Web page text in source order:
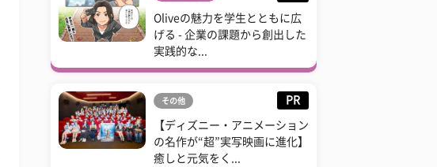
Oliveの魅力を学生とともに広
げる - 企業の課題から創出した
実践的な...
その他 PR
【ディズニー・アニメーション
の名作が“超”実写映画に進化】
癒しと元気をく...